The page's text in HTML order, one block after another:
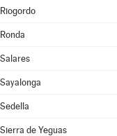
Riogordo
Ronda
Salares
Sayalonga
Sedella
Sierra de Yeguas